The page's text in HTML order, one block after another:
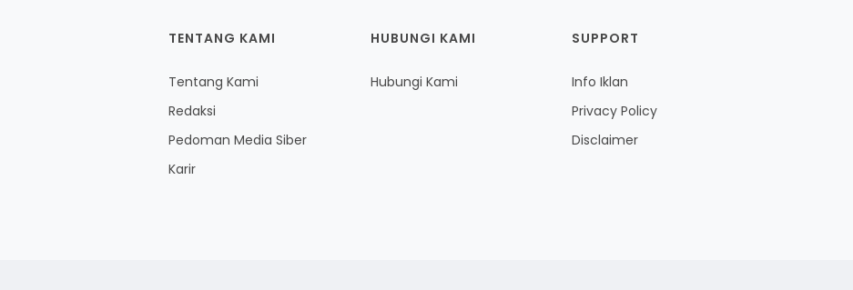
TENTANG KAMI
Tentang Kami
Redaksi
Pedoman Media Siber
Karir
HUBUNGI KAMI
Hubungi Kami
SUPPORT
Info Iklan
Privacy Policy
Disclaimer